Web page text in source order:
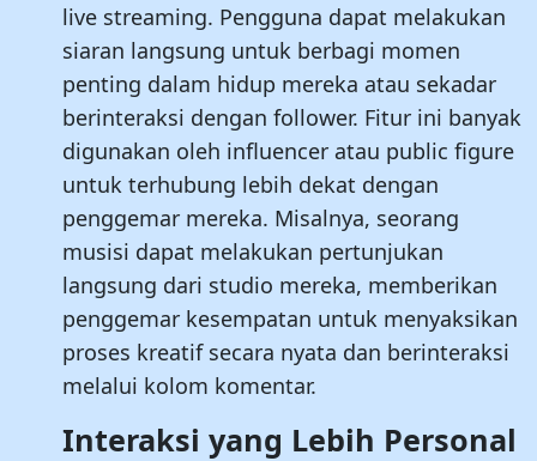
live streaming. Pengguna dapat melakukan
siaran langsung untuk berbagi momen
penting dalam hidup mereka atau sekadar
berinteraksi dengan follower. Fitur ini banyak
digunakan oleh influencer atau public figure
untuk terhubung lebih dekat dengan
penggemar mereka. Misalnya, seorang
musisi dapat melakukan pertunjukan
langsung dari studio mereka, memberikan
penggemar kesempatan untuk menyaksikan
proses kreatif secara nyata dan berinteraksi
melalui kolom komentar.
Interaksi yang Lebih Personal